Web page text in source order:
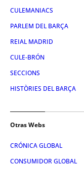
CULEMANIACS
PARLEM DEL BARÇA
REIAL MADRID
CULE-BRÓN
SECCIONS
HISTÒRIES DEL BARÇA
Otras Webs
CRÓNICA GLOBAL
CONSUMIDOR GLOBAL